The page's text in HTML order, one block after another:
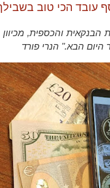
עובד הכי טוב
והכספית,
היום הבא." הנרי פורד